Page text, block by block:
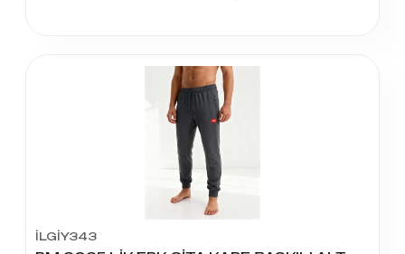
İLGİY343